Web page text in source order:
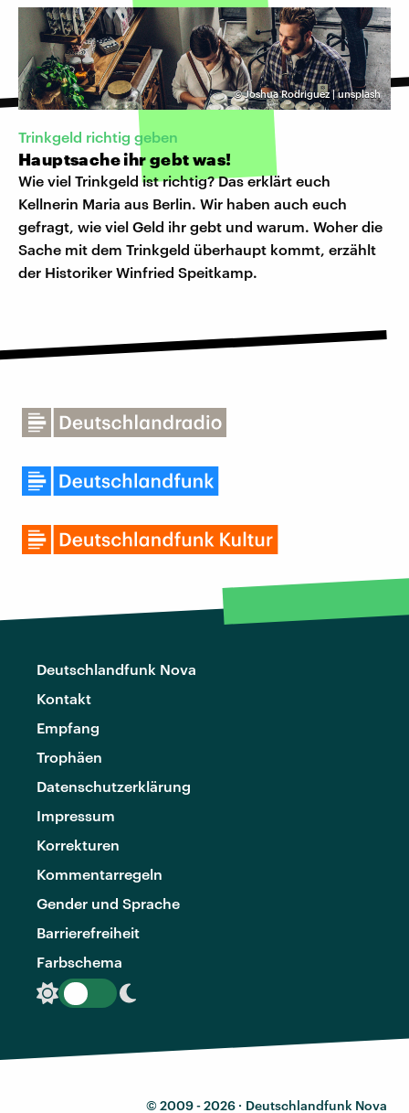
©Joshua Rodriguez | unsplash
Trinkgeld richtig geben
Hauptsache ihr gebt was!
Wie viel Trinkgeld ist richtig? Das erklärt euch
Kellnerin Maria aus Berlin. Wir haben auch euch
gefragt, wie viel Geld ihr gebt und warum. Woher die
Sache mit dem Trinkgeld überhaupt kommt, erzählt
der Historiker Winfried Speitkamp.
Deutschlandfunk Nova
Kontakt
Empfang
Trophäen
Datenschutzerklärung
Impressum
Korrekturen
Kommentarregeln
Gender und Sprache
Barrierefreiheit
Farbschema
© 2009 - 2026 · Deutschlandfunk Nova